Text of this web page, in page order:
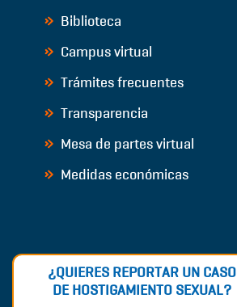
Biblioteca
Campus virtual
Trámites frecuentes
Transparencia
Mesa de partes virtual
Medidas económicas
¿QUIERES REPORTAR UN CASO
DE HOSTIGAMIENTO SEXUAL?